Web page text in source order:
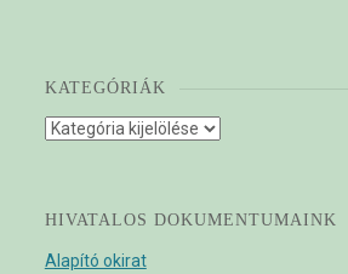
KATEGÓRIÁK
Kategóriák
HIVATALOS DOKUMENTUMAINK
Alapító okirat